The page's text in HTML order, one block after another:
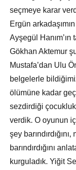
seçmeye karar
Ergün
Ayşegül
Gökhan Aktemur
Mustafa’dan Ulu
belgelerle
ölümüne kadar
sezdirdiği
verdik. O oyunun
şey
barındırdığını
kurguladık. Yiğit